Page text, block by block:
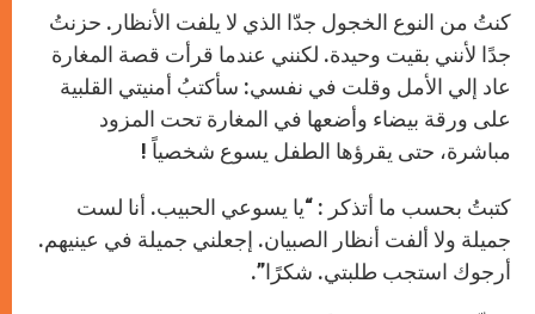
كنتُ من النوع الخجول جدّا الذي لا يلفت الأنظار. حزنتُ
جدًا لأنني بقيت وحيدة. لكنني عندما قرأت قصة المغارة
عاد إلي الأمل وقلت في نفسي: سأكتبُ أمنيتي القلبية
على ورقة بيضاء وأضعها في المغارة تحت المزود
مباشرة، حتى يقرؤها الطفل يسوع شخصياً !
كتبتُ بحسب ما أتذكر : “يا يسوعي الحبيب. أنا لست
جميلة ولا ألفت أنظار الصبيان. إجعلني جميلة في عينيهم.
أرجوك استجب طلبتي. شكرًا”.